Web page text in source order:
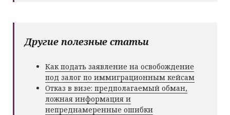
Другие полезные статьи
Как подать заявление на освобождение
под залог по иммиграционным кейсам
Отказ в визе: предполагаемый обман,
ложная информация и
непреднамеренные ошибки